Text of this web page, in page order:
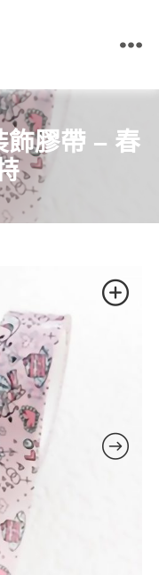
飾膠帶 – 春